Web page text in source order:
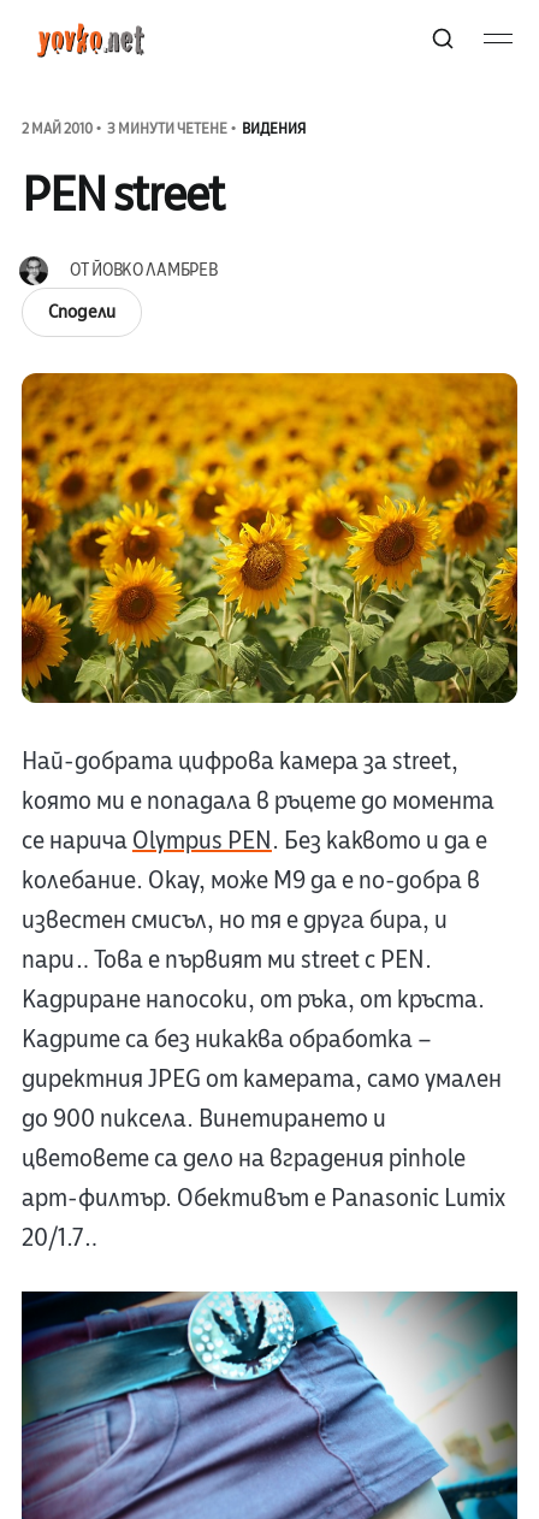
2 МАЙ 2010 3 МИНУТИ ЧЕТЕНЕ ВИДЕНИЯ
PEN street
ОТЙОВКО ЛАМБРЕВ
Сподели
Най-добрата цифрова камера за street,
която ми е попадала в ръцете до момента
се наричаOlympus PEN. Без каквото и да е
колебание. Okay, може М9 да е по-добра в
известен смисъл, но тя е друга бира, и
пари… Това е първият ми street с PEN.
Кадриране напосоки, от ръка, от кръста.
Кадрите са без никаква обработка –
директния JPEG от камерата, само умален
до 900 пиксела. Винетирането и
цветовете са дело на вградения pinhole
арт-филтър. Обективът е Panasonic Lumix
20/1.7…